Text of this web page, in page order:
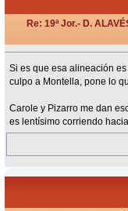
Re: 19ª Jor.- D.
Si es que esa alineación
culpo a Montella, pone lo
Carole y Pizarro me dan
es lentísimo corriendo